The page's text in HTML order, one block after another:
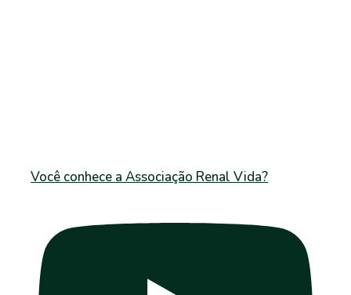
Você conhece a Associação Renal Vida?